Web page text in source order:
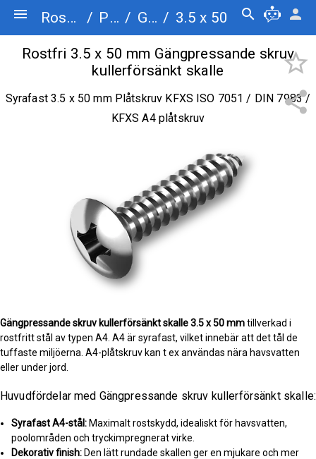
menu Rostfriskruv.se / Plåtskruv / Gängpressande skruv kullerförsänkt skalle / 3.5 x 50 search person
share
star_border
Rostfri 3.5 x 50 mm Gängpressande skruv
kullerförsänkt skalle
Syrafast 3.5 x 50 mm Plåtskruv KFXS ISO 7051 / DIN 7983 /
KFXS A4 plåtskruv
Gängpressande skruv kullerförsänkt skalle3.5 x 50 mmtillverkad i
rostfritt stål av typen A4. A4 är syrafast, vilket innebär att det tål de
tuffaste miljöerna. A4-plåtskruv kan t ex användas nära havsvatten
eller under jord.
Huvudfördelar med Gängpressande skruv kullerförsänkt skalle:
Syrafast A4-stål: Maximalt rostskydd, idealiskt för havsvatten,
poolområden och tryckimpregnerat virke.
Dekorativ finish: Den lätt rundade skallen ger en mjukare och mer